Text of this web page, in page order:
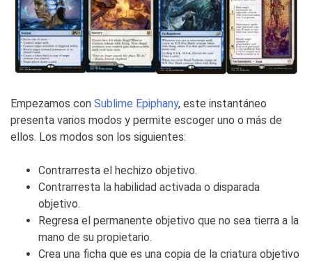
Empezamos con Sublime Epiphany, este instantáneo
presenta varios modos y permite escoger uno o más de
ellos. Los modos son los siguientes:
Contrarresta el hechizo objetivo.
Contrarresta la habilidad activada o disparada
objetivo.
Regresa el permanente objetivo que no sea tierra a la
mano de su propietario.
Crea una ficha que es una copia de la criatura objetivo